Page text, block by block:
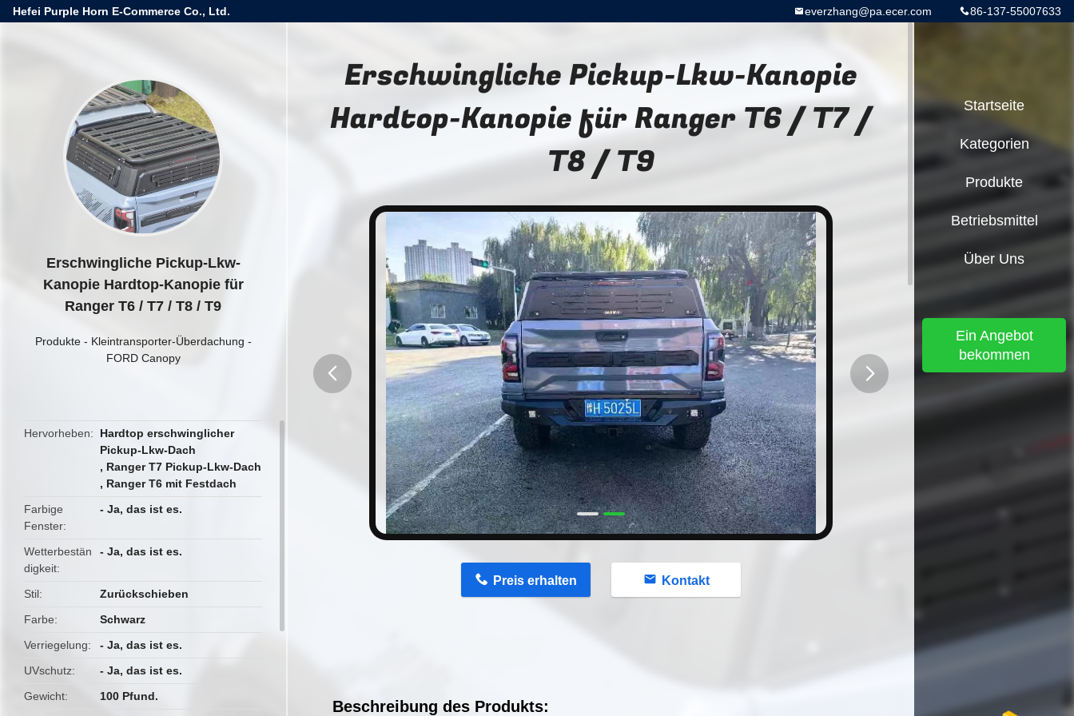
Hefei Purple Horn E-Commerce Co., Ltd. 86-137-55007633
everzhang@pa.ecer.com
Erschwingliche Pickup-Lkw-
Kanopie Hardtop-Kanopie für
Ranger T6 / T7 / T8 / T9
Produkte- Kleintransporter-Überdachung -
FORD Canopy
Hervorheben
Hardtop erschwinglicher
Pickup-Lkw-Dach
, Ranger T7 Pickup-Lkw-Dach
, Ranger T6 mit Festdach
Farbige
Fenster
- Ja, das ist es.
Wetterbestän
digkeit
- Ja, das ist es.
Stil
Zurückschieben
Farbe
Schwarz
Verriegelung
- Ja, das ist es.
UVschutz
- Ja, das ist es.
Gewicht
100 Pfund.
Erschwingliche Pickup-Lkw-Kanopie
Hardtop-Kanopie für Ranger T6 / T7 /
T8 / T9
Preis erhalten Kontakt
Beschreibung des Produkts:
Startseite
Kategorien
Produkte
Betriebsmittel
Über Uns
Ein Angebot
bekommen